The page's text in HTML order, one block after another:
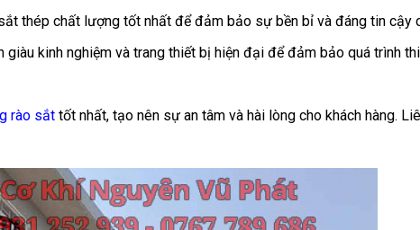
thép chất lượng tốt nhất để đảm bảo sự bền bỉ và đáng tin cậy
kinh nghiệm và trang thiết bị hiện đại để đảm bảo quá trình
rào sắt tốt nhất, tạo nên sự an tâm và hài lòng cho khách hàng.